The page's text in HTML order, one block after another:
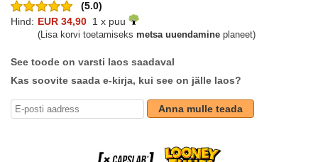
(5.0)
Hind: EUR 34,90 1 x puu
(Lisa korvi toetamiseks metsa uuendamine planeet)
See toode on varsti laos saadaval
Kas soovite saada e-kirja, kui see on jälle laos?
Anna mulle teada